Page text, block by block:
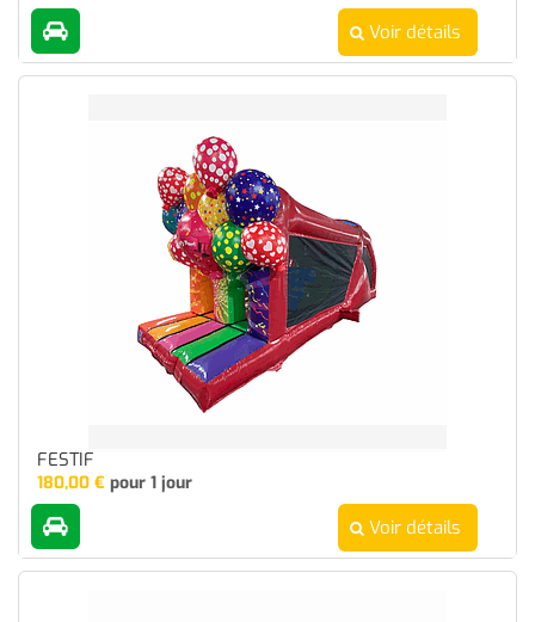
Voir détails
FESTIF
180,00 € pour 1 jour
Voir détails